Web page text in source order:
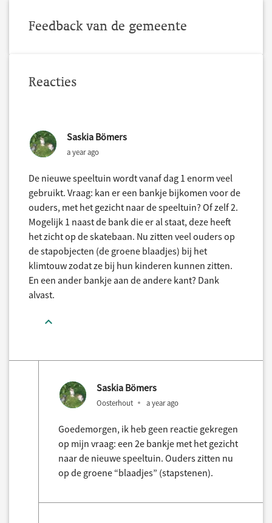
Feedback van de gemeente
Reacties
Saskia Bömers
a year ago
De nieuwe speeltuin wordt vanaf dag 1 enorm veel
gebruikt. Vraag: kan er een bankje bijkomen voor de
ouders, met het gezicht naar de speeltuin? Of zelf 2.
Mogelijk 1 naast de bank die er al staat, deze heeft
het zicht op de skatebaan. Nu zitten veel ouders op
de stapobjecten (de groene blaadjes) bij het
klimtouw zodat ze bij hun kinderen kunnen zitten.
En een ander bankje aan de andere kant? Dank
alvast.
Saskia Bömers
Oosterhout a year ago
Goedemorgen, ik heb geen reactie gekregen
op mijn vraag: een 2e bankje met het gezicht
naar de nieuwe speeltuin. Ouders zitten nu
op de groene “blaadjes” (stapstenen).